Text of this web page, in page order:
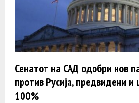
Сенатот на САД одобри нов
против Русија, предвидени
100%